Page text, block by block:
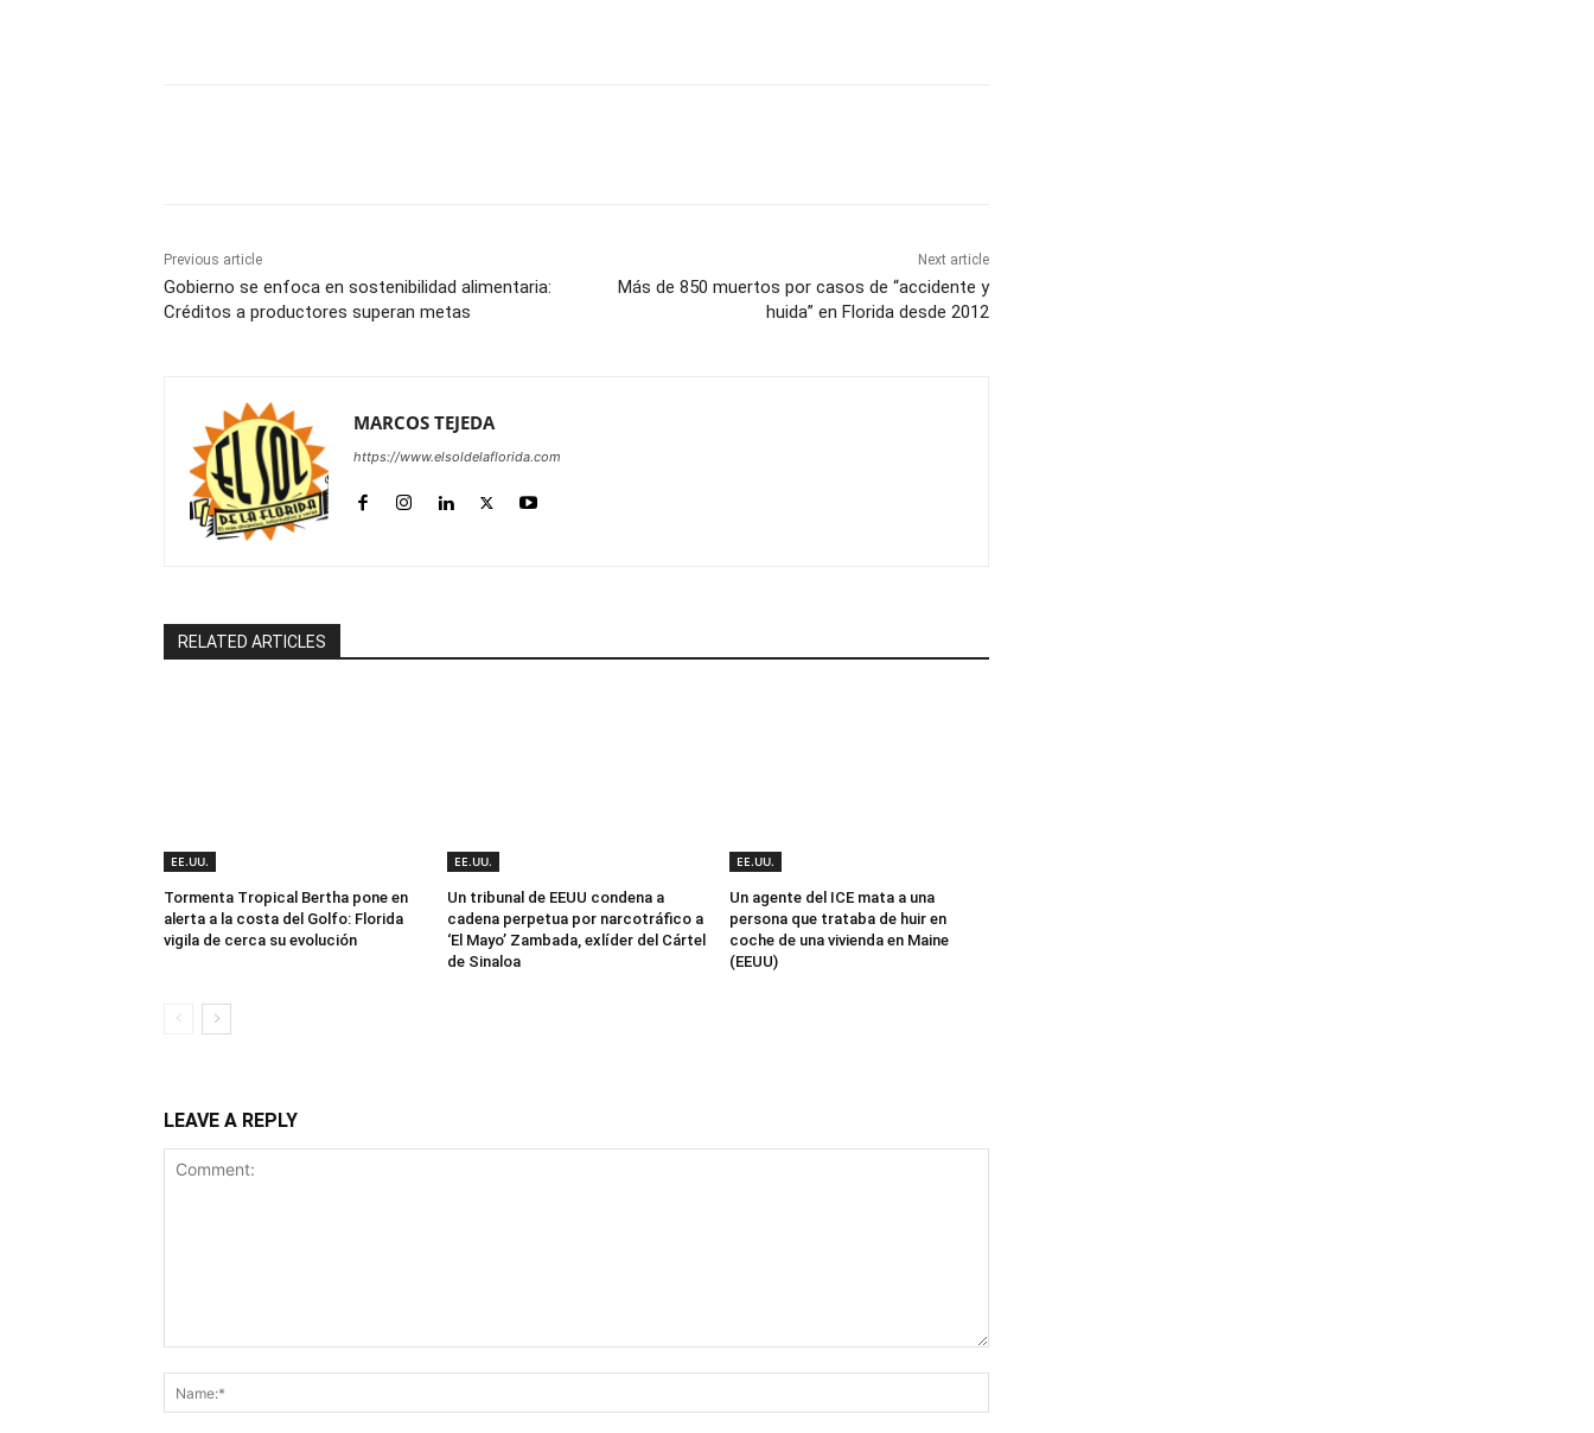
Previous article
Gobierno se enfoca en sostenibilidad alimentaria:
Créditos a productores superan metas
Next article
Más de 850 muertos por casos de “accidente y
huida” en Florida desde 2012
MARCOS TEJEDA
https://www.elsoldelaflorida.com
RELATED ARTICLES
EE.UU.
Tormenta Tropical Bertha pone en
alerta a la costa del Golfo: Florida
vigila de cerca su evolución
EE.UU.
Un tribunal de EEUU condena a
cadena perpetua por narcotráfico a
‘El Mayo’ Zambada, exlíder del Cártel
de Sinaloa
EE.UU.
Un agente del ICE mata a una
persona que trataba de huir en
coche de una vivienda en Maine
(EEUU)
LEAVE A REPLY